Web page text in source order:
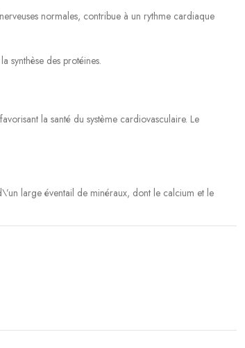
normales, contribue à un rythme cardiaque
synthèse des protéines.
la santé du système cardiovasculaire. Le
large éventail de minéraux, dont le calcium et le
l\’agrégation plaquettaire.